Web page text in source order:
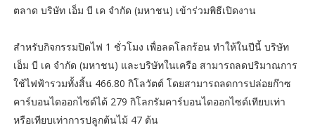
ตลาด บริษัท เอ็ม บี เค จำกัด (มหาชน) เข้าร่วมพิธีเปิดงาน
สำหรับกิจกรรมปิดไฟ 1 ชั่วโมง เพื่อลดโลกร้อน ทำให้ในปีนี้ บริษัท
เอ็ม บี เค จำกัด (มหาชน) และบริษัทในเครือ สามารถลดปริมาณการ
ใช้ไฟฟ้ารวมทั้งสิ้น 466.80 กิโลวัตต์ โดยสามารถลดการปล่อยก๊าซ
คาร์บอนไดออกไซด์ได้ 279 กิโลกรัมคาร์บอนไดออกไซด์เทียบเท่า
หรือเทียบเท่าการปลูกต้นไม้ 47 ต้น